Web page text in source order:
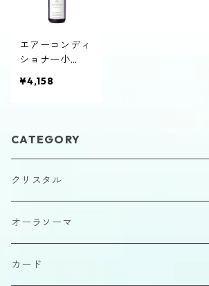
エアーコンディ
ショナー小
ン」クイントエ
¥4,158
CATEGORY
クリスタル
原石
磨きもの
オーラソーマ
イクイリブリアムボトル
カード